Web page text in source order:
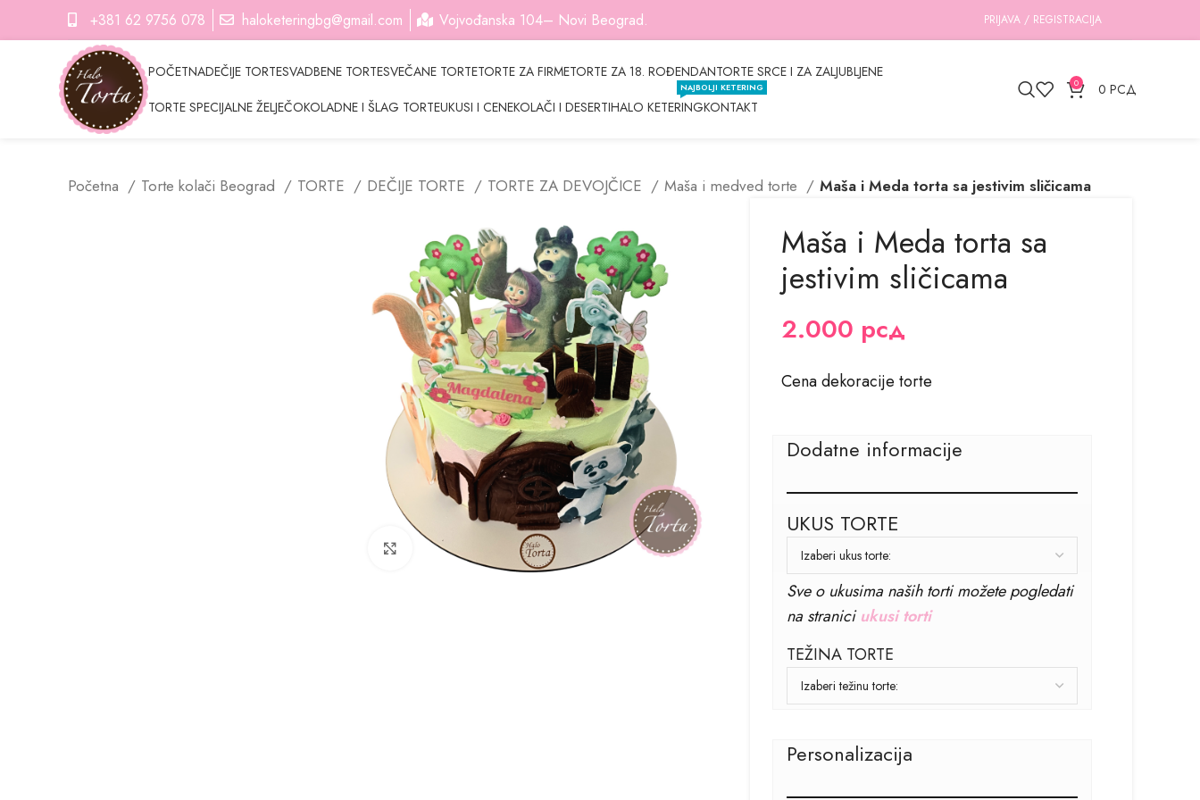
+381 62 9756 078 haloketeringbg@gmail.com Vojvođanska 104– Novi Beograd. PRIJAVA / REGISTRACIJA
POČETNADEČIJE TORTESVADBENE TORTESVEČANE TORTETORTE ZA FIRMETORTE ZA 18. ROĐENDANTORTE SRCE I ZA ZALJUBLJENE
TORTE SPECIJALNE ŽELJEČOKOLADNE I ŠLAG TORTEUKUSI I CENEKOLAČI I DESERTIHALO KETERING
NAJBOLJI KETERING
KONTAKT
0 0 РСД
Početna Torte kolači Beograd TORTE DEČIJE TORTE TORTE ZA DEVOJČICE Maša i medved torte Maša i Meda torta sa jestivim sličicama
Kliknite za uvećanje
Maša i Meda torta sa
jestivim sličicama
2.000 рсд
Cena dekoracije torte
Dodatne informacije
UKUS TORTE
Sve o ukusima naših torti možete pogledati
na straniciukusi torti
TEŽINA TORTE
Personalizacija